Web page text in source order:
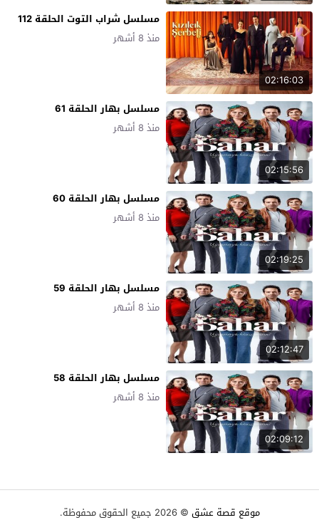
02:16:03
مسلسل شراب التوت الحلقة 112
منذ 8 أشهر
02:15:56
مسلسل بهار الحلقة 61
منذ 8 أشهر
02:19:25
مسلسل بهار الحلقة 60
منذ 8 أشهر
02:12:47
مسلسل بهار الحلقة 59
منذ 8 أشهر
02:09:12
مسلسل بهار الحلقة 58
منذ 8 أشهر
موقع قصة عشق © 2026 جميع الحقوق محفوظة.